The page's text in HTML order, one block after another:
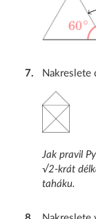
7. Nakreslete
Jak pravil
√2-krát
taháku.